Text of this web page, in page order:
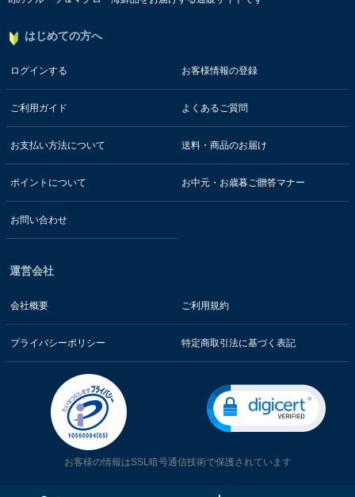
はじめての方へ
ログインする お客様情報の登録
ご利用ガイド よくあるご質問
お支払い方法について 送料・商品のお届け
ポイントについて お中元・お歳暮ご贈答マナー
お問い合わせ
運営会社
会社概要 ご利用規約
プライバシーポリシー 特定商取引法に基づく表記
お客様の情報はSSL暗号通信技術で保護されています